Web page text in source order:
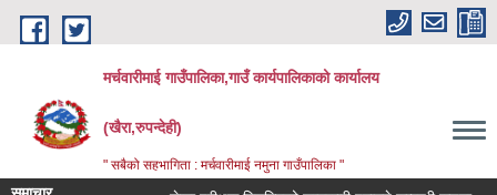
Skip to main content
मर्चवारीमाई गाउँपालिका,गाउँ कार्यपालिकाको कार्यालय
(खैरा,रुपन्देही)
" सबैको सहभागिता : मर्चवारीमाई नमुना गाउँपालिका "